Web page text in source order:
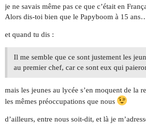
je ne savais même pas ce que c’était en
Alors dis-toi bien que le Papyboom à 15
et quand tu dis :
Il me semble que ce sont justement les
au premier chef, car ce sont eux qui
mais les jeunes au lycée s’en moquent de la
les mêmes préoccupations que nous
d’ailleurs, entre nous soit-dit, et là je